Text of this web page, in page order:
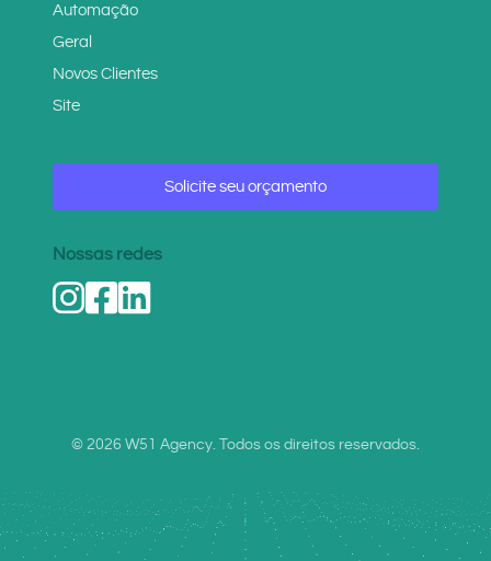
Automação
Geral
Novos Clientes
Site
Solicite seu orçamento
Nossas redes
© 2026 W51 Agency. Todos os direitos reservados.